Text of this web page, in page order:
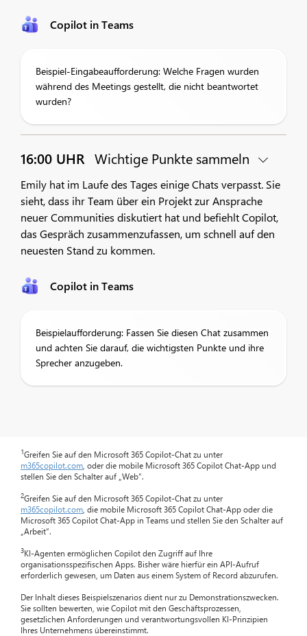
Copilot in Teams
Beispiel-Eingabeaufforderung: Welche Fragen wurden
während des Meetings gestellt, die nicht beantwortet
wurden?
16:00 UHR Wichtige Punkte sammeln
Emily hat im Laufe des Tages einige Chats verpasst. Sie
sieht, dass ihr Team über ein Projekt zur Ansprache
neuer Communities diskutiert hat und befiehlt Copilot,
das Gespräch zusammenzufassen, um schnell auf den
neuesten Stand zu kommen.
Copilot in Teams
Beispielaufforderung: Fassen Sie diesen Chat zusammen
und achten Sie darauf, die wichtigsten Punkte und ihre
Sprecher anzugeben.
1Greifen Sie auf den Microsoft 365 Copilot-Chat zu unter
m365copilot.com , oder die mobile Microsoft 365 Copilot Chat-App und
stellen Sie den Schalter auf „Web“.
2Greifen Sie auf den Microsoft 365 Copilot-Chat zu unter
m365copilot.com , die mobile Microsoft 365 Copilot Chat-App oder die
Microsoft 365 Copilot Chat-App in Teams und stellen Sie den Schalter auf
„Arbeit“.
3KI-Agenten ermöglichen Copilot den Zugriff auf Ihre
organisationsspezifischen Apps. Bisher wäre hierfür ein API-Aufruf
erforderlich gewesen, um Daten aus einem System of Record abzurufen.
Der Inhalt dieses Beispielszenarios dient nur zu Demonstrationszwecken.
Sie sollten bewerten, wie Copilot mit den Geschäftsprozessen,
gesetzlichen Anforderungen und verantwortungsvollen KI-Prinzipien
Ihres Unternehmens übereinstimmt.